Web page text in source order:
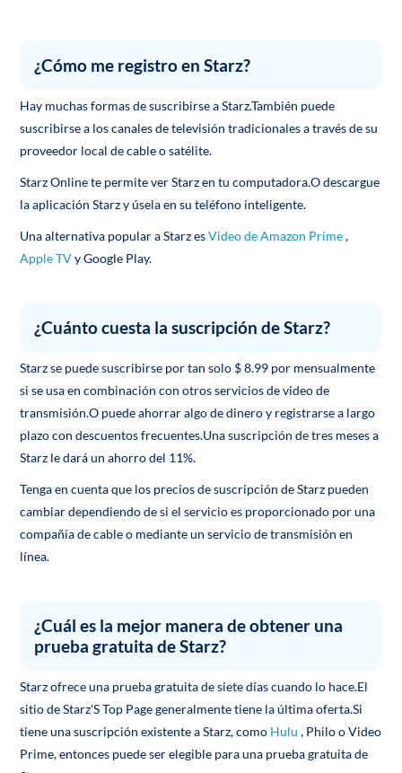
¿Cómo me registro en Starz?
Hay muchas formas de suscribirse a Starz.También puede
suscribirse a los canales de televisión tradicionales a través de su
proveedor local de cable o satélite.
Starz Online te permite ver Starz en tu computadora.O descargue
la aplicación Starz y úsela en su teléfono inteligente.
Una alternativa popular a Starz esVideo de Amazon Prime,
Apple TVy Google Play.
¿Cuánto cuesta la suscripción de Starz?
Starz se puede suscribirse por tan solo $ 8.99 por mensualmente
si se usa en combinación con otros servicios de video de
transmisión.O puede ahorrar algo de dinero y registrarse a largo
plazo con descuentos frecuentes.Una suscripción de tres meses a
Starz le dará un ahorro del 11%.
Tenga en cuenta que los precios de suscripción de Starz pueden
cambiar dependiendo de si el servicio es proporcionado por una
compañía de cable o mediante un servicio de transmisión en
línea.
¿Cuál es la mejor manera de obtener una
prueba gratuita de Starz?
Starz ofrece una prueba gratuita de siete días cuando lo hace.El
sitio de Starz'S Top Page generalmente tiene la última oferta.Si
tiene una suscripción existente a Starz, como Hulu, Philo o Video
Prime, entonces puede ser elegible para una prueba gratuita de